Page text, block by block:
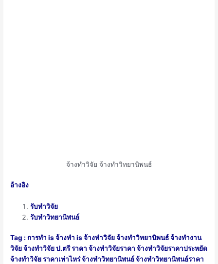
จ้างทำวิจัย จ้างทำวิทยานิพนธ์
อ้างอิง
รับทำวิจัย
รับทำวิทยานิพนธ์
Tag : การทำ is จ้างทำ is จ้างทำวิจัย จ้างทำวิทยานิพนธ์ จ้างทํางาน
วิจัย จ้างทําวิจัย ป.ตรี ราคา จ้างทําวิจัยราคา จ้างทําวิจัยราคาประหยัด
จ้างทําวิจัย ราคาเท่าไหร่ จ้างทําวิทยานิพนธ์ จ้างทําวิทยานิพนธ์ราคา